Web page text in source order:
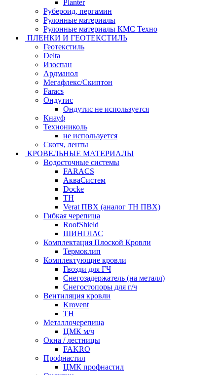
Planter
Рубероид, пергамин
Рулонные материалы
Рулонные материалы КМС Техно
ПЛЕНКИ И ГЕОТЕКСТИЛЬ
Геотекстиль
Delta
Изоспан
Ардманол
Мегафлекс/Скиптон
Faracs
Ондутис
Ондутис не используется
Кнауф
Технониколь
не используется
Скотч, ленты
КРОВЕЛЬНЫЕ МАТЕРИАЛЫ
Водосточные системы
FARACS
АкваСистем
Docke
ТН
Verat ПВХ (аналог ТН ПВХ)
Гибкая черепица
RoofShield
ШИНГЛАС
Комплектация Плоской Кровли
Термоклип
Комплектующие кровли
Гвозди для ГЧ
Снегозадержатель (на металл)
Снегостопоры для г/ч
Вентиляция кровли
Krovent
ТН
Металлочерепица
ЦМК м/ч
Окна / лестницы
FAKRO
Профнастил
ЦМК профнастил